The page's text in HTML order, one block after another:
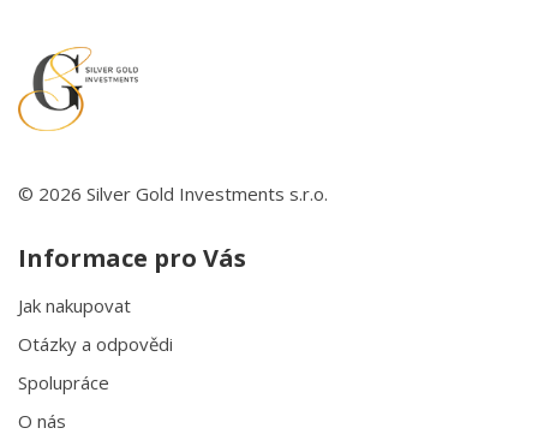
© 2026 Silver Gold Investments s.r.o.
Informace pro Vás
Jak nakupovat
Otázky a odpovědi
Spolupráce
O nás